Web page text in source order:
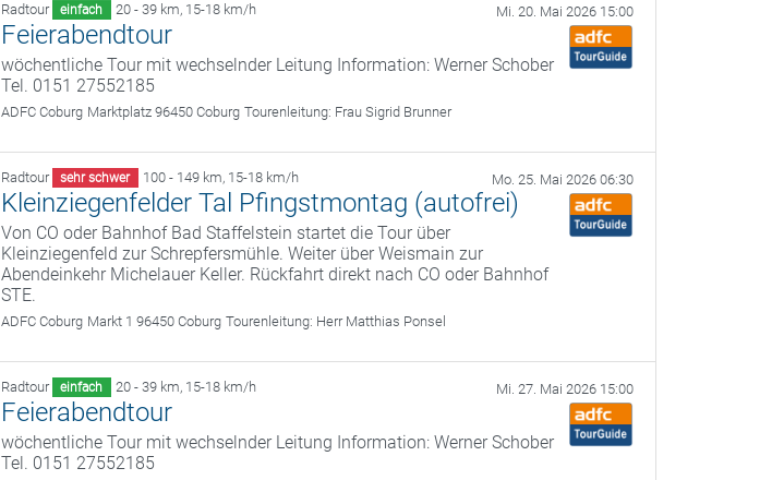
Radtour einfach 20 - 39 km, 15-18 km/h Mi. 20. Mai 2026 15:00
Feierabendtour
wöchentliche Tour mit wechselnder Leitung Information: Werner Schober
Tel. 0151 27552185
ADFC Coburg Marktplatz 96450 Coburg Tourenleitung: Frau Sigrid Brunner
Radtour sehr schwer 100 - 149 km, 15-18 km/h Mo. 25. Mai 2026 06:30
Kleinziegenfelder Tal Pfingstmontag (autofrei)
Von CO oder Bahnhof Bad Staffelstein startet die Tour über
Kleinziegenfeld zur Schrepfersmühle. Weiter über Weismain zur
Abendeinkehr Michelauer Keller. Rückfahrt direkt nach CO oder Bahnhof
STE.
ADFC Coburg Markt 1 96450 Coburg Tourenleitung: Herr Matthias Ponsel
Radtour einfach 20 - 39 km, 15-18 km/h Mi. 27. Mai 2026 15:00
Feierabendtour
wöchentliche Tour mit wechselnder Leitung Information: Werner Schober
Tel. 0151 27552185